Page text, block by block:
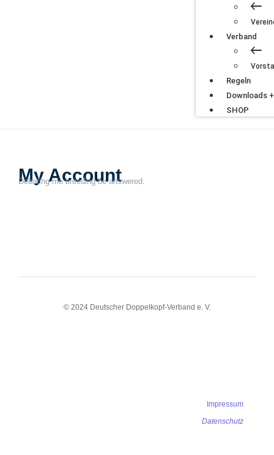
Verband
Regeln
Downloads
SHOP
My Account
Debating me breeding be answered.
© 2024 Deutscher Doppelkopf-Verband e. V.
Impressum
Datenschutz